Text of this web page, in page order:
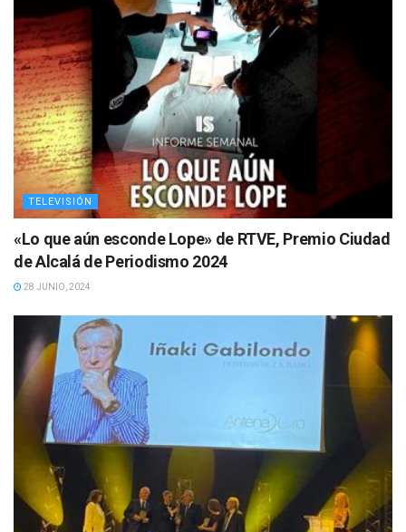
TELEVISIÓN
«Lo que aún esconde Lope» de RTVE, Premio Ciudad
de Alcalá de Periodismo 2024
28 JUNIO, 2024